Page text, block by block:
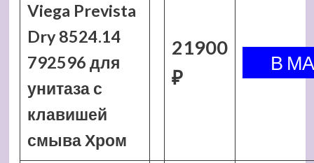
Viega Prevista
Dry 8524.14
792596 для
унитаза с
клавишей
смыва Хром
21900
₽